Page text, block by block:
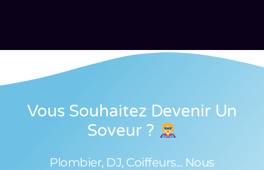
Vous Souhaitez Devenir Un
Soveur ?
Plombier, DJ, Coiffeurs... Nous